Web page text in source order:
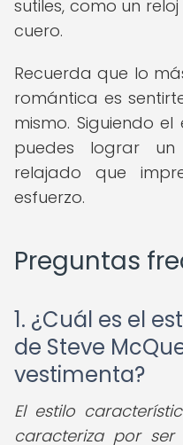
sutiles, como un
cuero.
Recuerda que lo
romántica es
mismo. Siguiendo el
puedes lograr
relajado que
esfuerzo.
Preguntas
1. ¿Cuál es el
de Steve
vestimenta?
El estilo
caracteriza por